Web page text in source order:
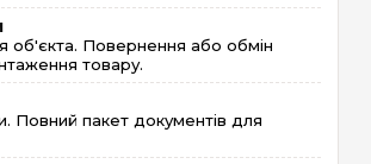
об'єкта. Повернення або обмін
товару.
пакет документів для